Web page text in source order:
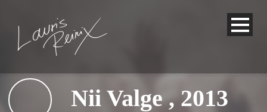
Nii Valge , 2013